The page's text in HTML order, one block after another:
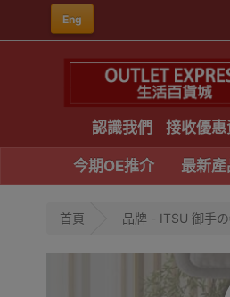
Eng
認識我們 接收優惠
今期OE推介 最新產
首頁 品牌 - ITSU 御手